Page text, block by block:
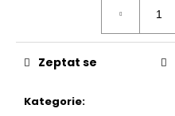
Kategorie:
Zeptat se